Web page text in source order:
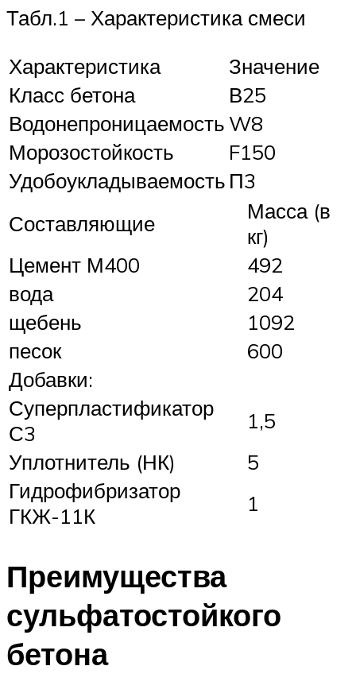
Табл.1 – Характеристика смеси
Характеристика
Значение
Класс бетона
В25
Водонепроницаемость W8
Морозостойкость
F150
Удобоукладываемость П3
Составляющие
Масса (в
кг)
Цемент М400
492
вода
204
щебень
1092
песок
600
Добавки:
Суперпластификатор
С3
1,5
Уплотнитель (НК)
5
Гидрофибризатор
ГКЖ-11К
1
Преимущества
сульфатостойкого
бетона